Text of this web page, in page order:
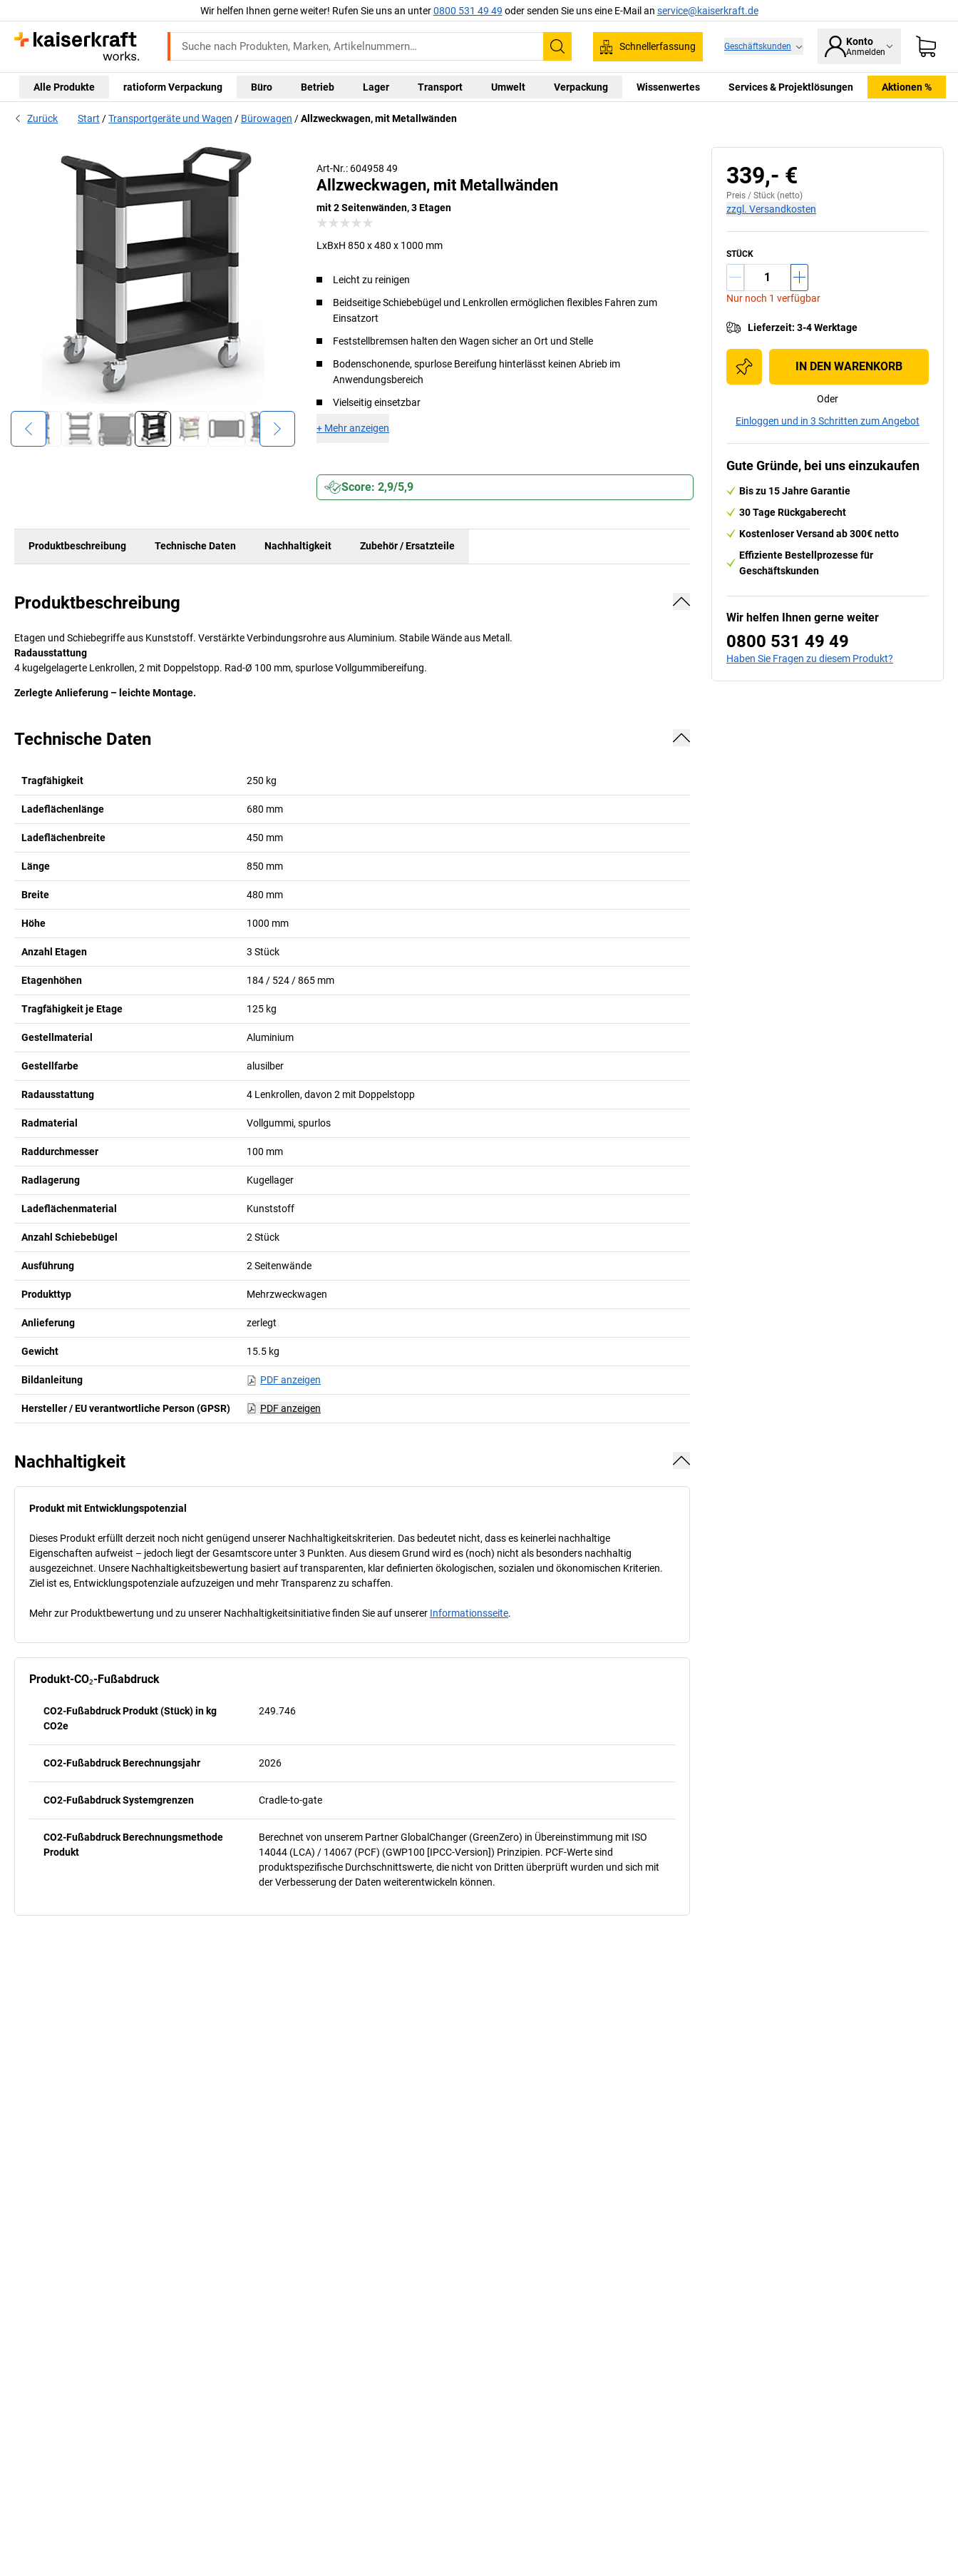
Wir helfen Ihnen gerne weiter! Rufen Sie uns an unter0800 531 49 49 oder senden Sie uns eine E-Mail an service@kaiserkraft.de
Suchen
Schnellerfassung Geschäftskunden Konto
Anmelden
Alle Produkte ratioform Verpackung Büro Betrieb Lager Transport Umwelt Verpackung Wissenwertes Services & Projektlösungen Aktionen %
Zurück Start Transportgeräte und Wagen Bürowagen Allzweckwagen, mit Metallwänden
Art-Nr.: 604958 49
Allzweckwagen, mit Metallwänden
mit 2 Seitenwänden, 3 Etagen
LxBxH 850 x 480 x 1000 mm
Leicht zu reinigen
Beidseitige Schiebebügel und Lenkrollen ermöglichen flexibles Fahren zum
Einsatzort
Feststellbremsen halten den Wagen sicher an Ort und Stelle
Bodenschonende, spurlose Bereifung hinterlässt keinen Abrieb im
Anwendungsbereich
Vielseitig einsetzbar
+ Mehr anzeigen
Score: 2,9/5,9
Produktbeschreibung Technische Daten Nachhaltigkeit Zubehör / Ersatzteile
Produktbeschreibung
Etagen und Schiebegriffe aus Kunststoff. Verstärkte Verbindungsrohre aus Aluminium. Stabile Wände aus Metall.
Radausstattung
4 kugelgelagerte Lenkrollen, 2 mit Doppelstopp. Rad-Ø 100 mm, spurlose Vollgummibereifung.
Zerlegte Anlieferung – leichte Montage.
Technische Daten
Tragfähigkeit 250 kg
Ladeflächenlänge 680 mm
Ladeflächenbreite 450 mm
Länge 850 mm
Breite 480 mm
Höhe 1000 mm
Anzahl Etagen 3 Stück
Etagenhöhen 184 / 524 / 865 mm
Tragfähigkeit je Etage 125 kg
Gestellmaterial Aluminium
Gestellfarbe alusilber
Radausstattung 4 Lenkrollen, davon 2 mit Doppelstopp
Radmaterial Vollgummi, spurlos
Raddurchmesser 100 mm
Radlagerung Kugellager
Ladeflächenmaterial Kunststoff
Anzahl Schiebebügel 2 Stück
Ausführung 2 Seitenwände
Produkttyp Mehrzweckwagen
Anlieferung zerlegt
Gewicht 15.5 kg
Bildanleitung PDF anzeigen
Hersteller / EU verantwortliche Person (GPSR) PDF anzeigen
Nachhaltigkeit
Produkt mit Entwicklungspotenzial
Dieses Produkt erfüllt derzeit noch nicht genügend unserer Nachhaltigkeitskriterien. Das bedeutet nicht, dass es keinerlei nachhaltige
Eigenschaften aufweist – jedoch liegt der Gesamtscore unter 3 Punkten. Aus diesem Grund wird es (noch) nicht als besonders nachhaltig
ausgezeichnet. Unsere Nachhaltigkeitsbewertung basiert auf transparenten, klar definierten ökologischen, sozialen und ökonomischen Kriterien.
Ziel ist es, Entwicklungspotenziale aufzuzeigen und mehr Transparenz zu schaffen.
Mehr zur Produktbewertung und zu unserer Nachhaltigkeitsinitiative finden Sie auf unserer Informationsseite.
Produkt-CO₂-Fußabdruck
CO2-Fußabdruck Produkt (Stück) in kg
CO2e
249.746
CO2-Fußabdruck Berechnungsjahr 2026
CO2-Fußabdruck Systemgrenzen Cradle-to-gate
CO2-Fußabdruck Berechnungsmethode
Produkt
Berechnet von unserem Partner GlobalChanger (GreenZero) in Übereinstimmung mit ISO
14044 (LCA) / 14067 (PCF) (GWP100 [IPCC-Version]) Prinzipien. PCF-Werte sind
produktspezifische Durchschnittswerte, die nicht von Dritten überprüft wurden und sich mit
der Verbesserung der Daten weiterentwickeln können.
339,- €
Preis / Stück (netto)
zzgl. Versandkosten
STÜCK
Nur noch 1 verfügbar
Lieferzeit: 3-4 Werktage
IN DEN WARENKORB
Oder
Einloggen und in 3 Schritten zum Angebot
Gute Gründe, bei uns einzukaufen
Bis zu 15 Jahre Garantie
30 Tage Rückgaberecht
Kostenloser Versand ab 300€ netto
Effiziente Bestellprozesse für
Geschäftskunden
Wir helfen Ihnen gerne weiter
0800 531 49 49
Haben Sie Fragen zu diesem Produkt?